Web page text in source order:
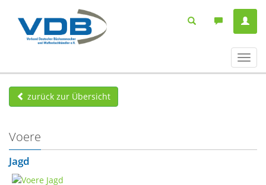
ein-/
zurück zur Übersicht
Voere
Jagd